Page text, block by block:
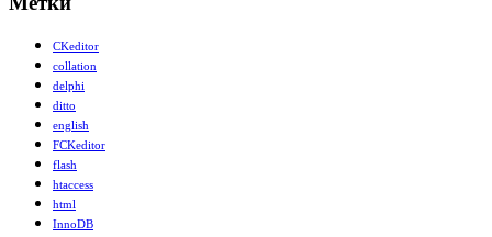
CKeditor
collation
delphi
ditto
english
FCKeditor
flash
htaccess
html
InnoDB